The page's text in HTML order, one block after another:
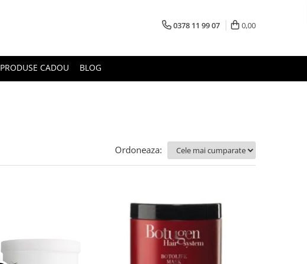
0378 11 99 07 0,00
PRODUSE CADOU BLOG
Ordoneaza: